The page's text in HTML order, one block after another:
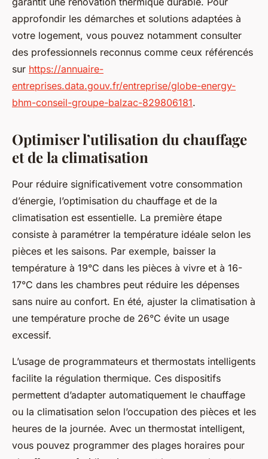
approfondir les démarches et solutions adaptées à
votre logement, vous pouvez notamment consulter
des professionnels reconnus comme ceux référencés
sur https://annuaire-
entreprises.data.gouv.fr/entreprise/globe-energy-
bhm-conseil-groupe-balzac-829806181.
Optimiser l’utilisation du chauffage
et de la climatisation
Pour réduire significativement votre consommation
d’énergie, l’optimisation du chauffage et de la
climatisation est essentielle. La première étape
consiste à paramétrer la température idéale selon les
pièces et les saisons. Par exemple, baisser la
température à 19°C dans les pièces à vivre et à 16-
17°C dans les chambres peut réduire les dépenses
sans nuire au confort. En été, ajuster la climatisation à
une température proche de 26°C évite un usage
excessif.
L’usage de programmateurs et thermostats intelligents
facilite la régulation thermique. Ces dispositifs
permettent d’adapter automatiquement le chauffage
ou la climatisation selon l’occupation des pièces et les
heures de la journée. Avec un thermostat intelligent,
vous pouvez programmer des plages horaires pour